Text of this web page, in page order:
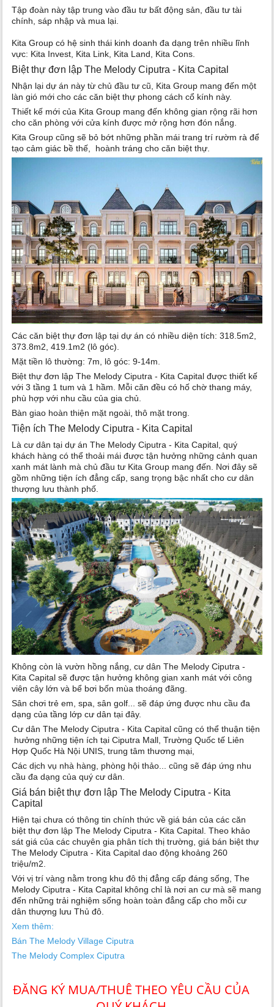
Tập đoàn này tập trung vào đầu tư bất động sản, đầu tư tài
chính, sáp nhập và mua lại.
Kita Group có hệ sinh thái kinh doanh đa dạng trên nhiều lĩnh
vực: Kita Invest, Kita Link, Kita Land, Kita Cons.
Biệt thự đơn lập The Melody Ciputra - Kita Capital
Nhận lại dự án này từ chủ đầu tư cũ, Kita Group mang đến một
làn gió mới cho các căn biệt thự phong cách cổ kính này.
Thiết kế mới của Kita Group mang đến không gian rộng rãi hơn
cho căn phòng với cửa kính được mở rộng hơn đón nắng.
Kita Group cũng sẽ bỏ bớt những phần mái trang trí rườm rà để
tạo cảm giác bề thế, hoành tráng cho căn biệt thự.
Các căn biệt thự đơn lập tại dự án có nhiều diện tích: 318.5m2,
373.8m2, 419.1m2 (lô góc).
Mặt tiền lô thường: 7m, lô góc: 9-14m.
Biệt thự đơn lập The Melody Ciputra - Kita Capital được thiết kế
với 3 tầng 1 tum và 1 hầm. Mỗi căn đều có hố chờ thang máy,
phù hợp với nhu cầu của gia chủ.
Bàn giao hoàn thiện mặt ngoài, thô mặt trong.
Tiện ích The Melody Ciputra - Kita Capital
Là cư dân tại dự án The Melody Ciputra - Kita Capital, quý
khách hàng có thể thoải mái được tận hưởng những cảnh quan
xanh mát lành mà chủ đầu tư Kita Group mang đến. Nơi đây sẽ
gồm những tiện ích đẳng cấp, sang trọng bậc nhất cho cư dân
thượng lưu thành phố.
Không còn là vườn hồng nắng, cư dân The Melody Ciputra -
Kita Capital sẽ được tận hưởng không gian xanh mát với công
viên cây lớn và bể bơi bốn mùa thoáng đãng.
Sân chơi trẻ em, spa, sân golf... sẽ đáp ứng được nhu cầu đa
dạng của tầng lớp cư dân tại đây.
Cư dân The Melody Ciputra - Kita Capital cũng có thể thuận tiện
hưởng những tiện ích tại Ciputra Mall, Trường Quốc tế Liên
Hợp Quốc Hà Nội UNIS, trung tâm thương mại,
Các dịch vụ nhà hàng, phòng hội thảo... cũng sẽ đáp ứng nhu
cầu đa dạng của quý cư dân.
Giá bán biệt thự đơn lập The Melody Ciputra - Kita
Capital
Hiện tại chưa có thông tin chính thức về giá bán của các căn
biệt thự đơn lập The Melody Ciputra - Kita Capital. Theo khảo
sát giá của các chuyên gia phân tích thị trường, giá bán biệt thự
The Melody Ciputra - Kita Capital dao động khoảng 260
triệu/m2.
Với vị trí vàng nằm trong khu đô thị đẳng cấp đáng sống, The
Melody Ciputra - Kita Capital không chỉ là nơi an cư mà sẽ mang
đến những trải nghiệm sống hoàn toàn đẳng cấp cho mỗi cư
dân thượng lưu Thủ đô.
Xem thêm:
Bán The Melody Village Ciputra
The Melody Complex Ciputra
ĐĂNG KÝ MUA/THUÊ THEO YÊU CẦU CỦA